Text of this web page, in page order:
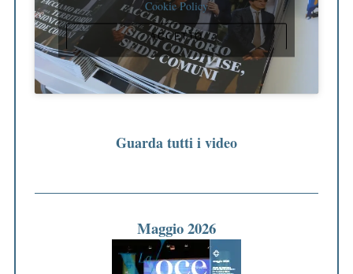
Cookie Policy
ACCETTO
Guarda tutti i video
Maggio 2026